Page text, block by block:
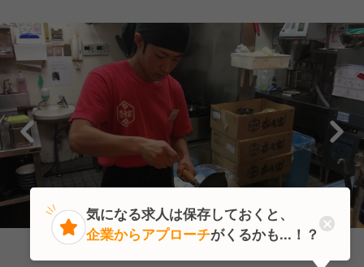
気になる求人は保存しておくと、
企業からアプローチがくるかも...！？